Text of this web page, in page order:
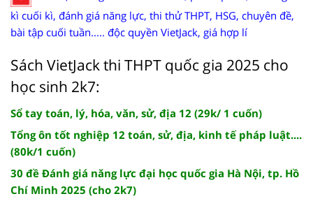
kì cuối kì, đánh giá năng lực, thi thử THPT, HSG, chuyên đề,
bài tập cuối tuần..... độc quyền VietJack, giá hợp lí
Sách VietJack thi THPT quốc gia 2025 cho
học sinh 2k7:
Sổ tay toán, lý, hóa, văn, sử, địa 12 (29k/ 1 cuốn)
Tổng ôn tốt nghiệp 12 toán, sử, địa, kinh tế pháp luật....
(80k/1 cuốn)
30 đề Đánh giá năng lực đại học quốc gia Hà Nội, tp. Hồ
Chí Minh 2025 (cho 2k7)